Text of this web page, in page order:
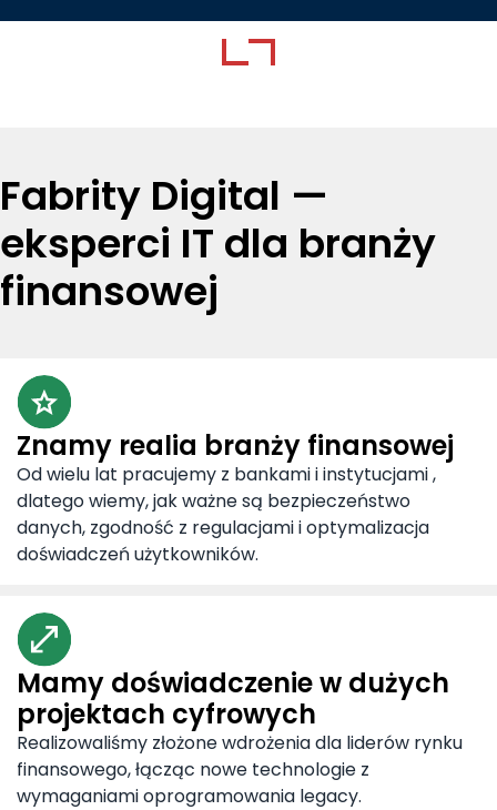
Fabrity Digital —
eksperci IT dla branży
finansowej
Znamy realia branży finansowej
Od wielu lat pracujemy z bankami i instytucjami ,
dlatego wiemy, jak ważne są bezpieczeństwo
danych, zgodność z regulacjami i optymalizacja
doświadczeń użytkowników.
Mamy doświadczenie w dużych
projektach cyfrowych
Realizowaliśmy złożone wdrożenia dla liderów rynku
finansowego, łącząc nowe technologie z
wymaganiami oprogramowania legacy.